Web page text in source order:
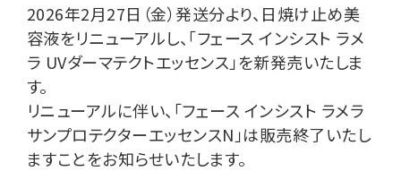
2026年2月27日（金）発送分より、日焼け止め美
容液をリニューアルし、「フェース インシスト ラメ
ラ UVダーマテクトエッセンス」を新発売いたしま
す。
リニューアルに伴い、「フェース インシスト ラメラ
サンプロテクターエッセンスN」は販売終了いたし
ますことをお知らせいたします。